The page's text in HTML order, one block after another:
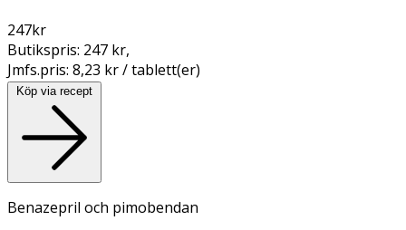
247kr
Butikspris: 247 kr,
Jmfs.pris: 8,23 kr / tablett(er)
Köp via recept
Benazepril och pimobendan